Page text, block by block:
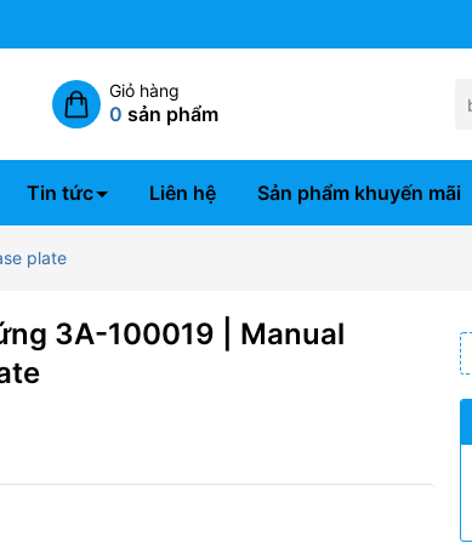
Giỏ hàng
0 sản phẩm
Tin tức Liên hệ Sản phẩm khuyến mãi
plate
3A-100019 | Manual